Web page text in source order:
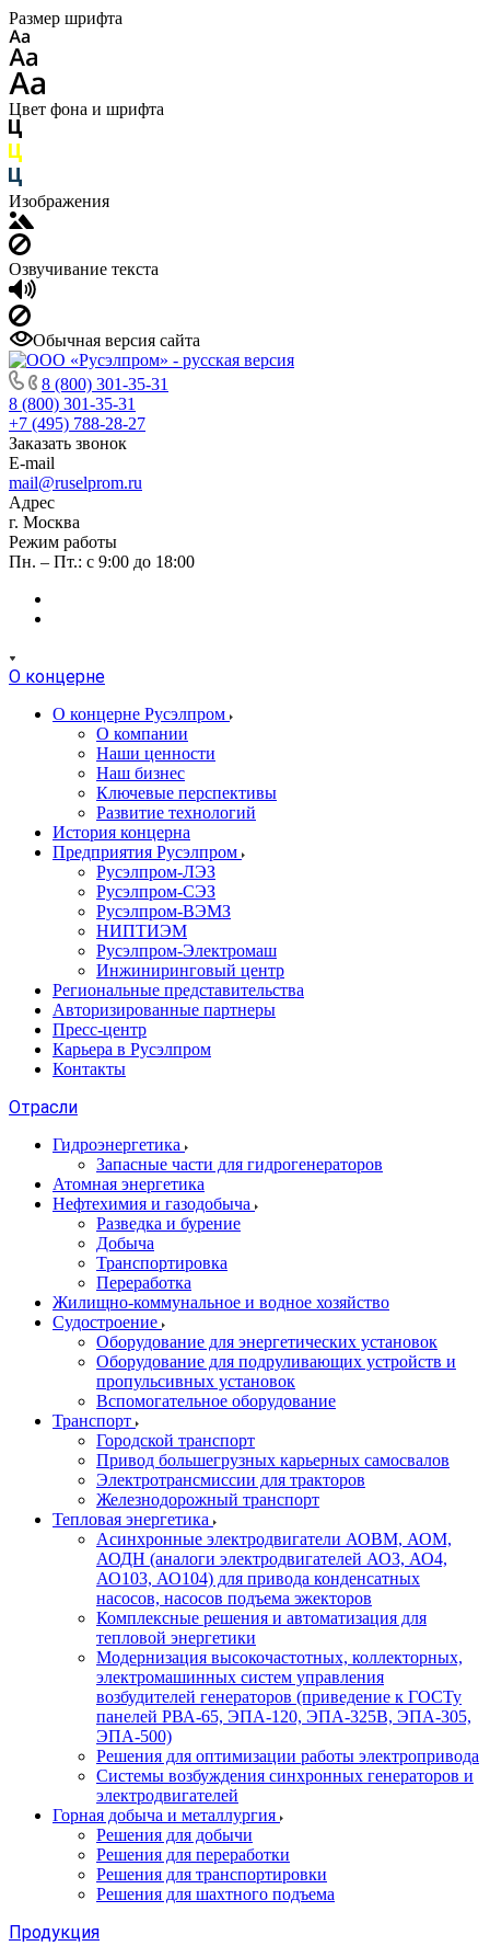
Размер шрифта
Цвет фона и шрифта
Изображения
Озвучивание текста
Обычная версия сайта
8 (800) 301-35-31
8 (800) 301-35-31
+7 (495) 788-28-27
Заказать звонок
E-mail
mail@ruselprom.ru
Адрес
г. Москва
Режим работы
Пн. – Пт.: с 9:00 до 18:00
О концерне
О концерне Русэлпром
О компании
Наши ценности
Наш бизнес
Ключевые перспективы
Развитие технологий
История концерна
Предприятия Русэлпром
Русэлпром-ЛЭЗ
Русэлпром-СЭЗ
Русэлпром-ВЭМЗ
НИПТИЭМ
Русэлпром-Электромаш
Инжиниринговый центр
Региональные представительства
Авторизированные партнеры
Пресс-центр
Карьера в Русэлпром
Контакты
Отрасли
Гидроэнергетика
Запасные части для гидрогенераторов
Атомная энергетика
Нефтехимия и газодобыча
Разведка и бурение
Добыча
Транспортировка
Переработка
Жилищно-коммунальное и водное хозяйство
Судостроение
Оборудование для энергетических установок
Оборудование для подруливающих устройств и
пропульсивных установок
Вспомогательное оборудование
Транспорт
Городской транспорт
Привод большегрузных карьерных самосвалов
Электротрансмиссии для тракторов
Железнодорожный транспорт
Тепловая энергетика
Асинхронные электродвигатели АОВМ, АОМ,
АОДН (аналоги электродвигателей АО3, АО4,
АО103, АО104) для привода конденсатных
насосов, насосов подъема эжекторов
Комплексные решения и автоматизация для
тепловой энергетики
Модернизация высокочастотных, коллекторных,
электромашинных систем управления
возбудителей генераторов (приведение к ГОСТу
панелей РВА-65, ЭПА-120, ЭПА-325В, ЭПА-305,
ЭПА-500)
Решения для оптимизации работы электропривода
Системы возбуждения синхронных генераторов и
электродвигателей
Горная добыча и металлургия
Решения для добычи
Решения для переработки
Решения для транспортировки
Решения для шахтного подъема
Продукция